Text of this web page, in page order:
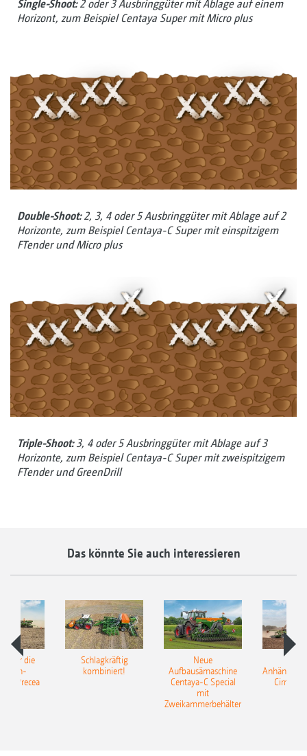
Single-Shoot:2 oder 3 Ausbringgüter mit Ablage auf einem
Horizont, zum Beispiel Centaya Super mit Micro plus
Double-Shoot:2, 3, 4 oder 5 Ausbringgüter mit Ablage auf 2
Horizonte, zum Beispiel Centaya-C Super mit einspitzigem
FTender und Micro plus
Triple-Shoot:3, 4 oder 5 Ausbringgüter mit Ablage auf 3
Horizonte, zum Beispiel Centaya-C Super mit zweispitzigem
FTender und GreenDrill
Das könnte Sie auch interessieren
für die
Precea
Schlagkräftig
kombiniert!
Neue
Aufbausämaschine
Centaya-C Special
mit
Zweikammerbehälter
Cirrus